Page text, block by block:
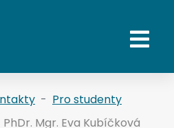
Pro studenty
PhDr. Mgr. Eva Kubíčková